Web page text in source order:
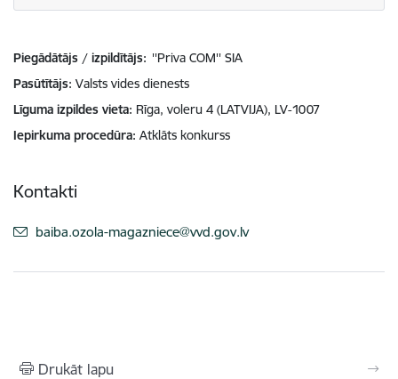
Piegādātājs / izpildītājs: ''Priva COM'' SIA
Pasūtītājs Valsts vides dienests
Līguma izpildes vieta Rīga, voleru 4 (LATVIJA), LV-1007
Iepirkuma procedūra Atklāts konkurss
Kontakti
E-pasts:
baiba.ozola-magazniece@vvd.gov.lv
Drukāt lapu